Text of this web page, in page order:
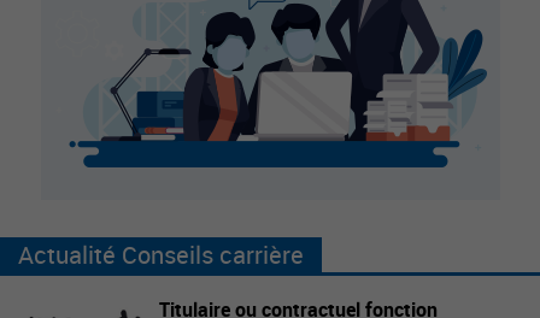
Actualité Conseils carrière
Titulaire ou contractuel fonction